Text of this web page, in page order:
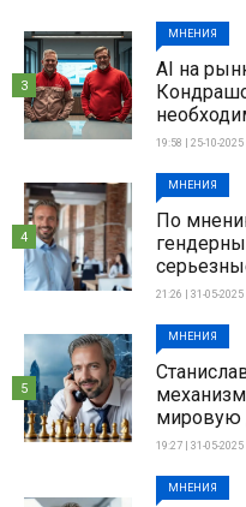
МНЕНИЯ
AI на
19:58 | 25-10-2025
3
МНЕНИЯ
По
21:26 | 31-05-2025
4
МНЕНИЯ
мировую
19:27 | 31-05-2025
5
МНЕНИЯ